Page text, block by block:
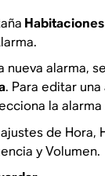
Habitaciones
nueva alarma,
. Para editar una
la alarma
de Hora,
y Volumen.